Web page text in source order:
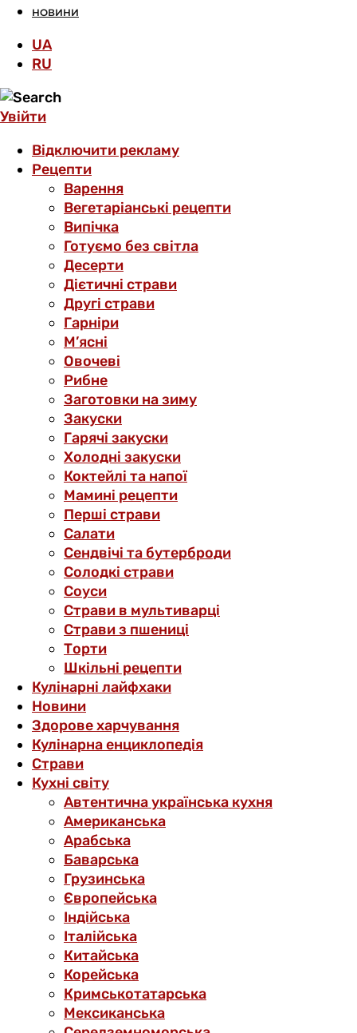
НОВИНИ
UA
RU
Увійти
Відключити рекламу
Рецепти
Варення
Вегетаріанські рецепти
Випічка
Готуємо без світла
Десерти
Дієтичні страви
Другі страви
Гарніри
М’ясні
Овочеві
Рибне
Заготовки на зиму
Закуски
Гарячі закуски
Холодні закуски
Коктейлі та напої
Мамині рецепти
Перші страви
Салати
Сендвічі та бутерброди
Солодкі страви
Соуси
Страви в мультиварці
Страви з пшениці
Торти
Шкільні рецепти
Кулінарні лайфхаки
Новини
Здорове харчування
Кулінарна енциклопедія
Страви
Кухні світу
Автентична українська кухня
Американська
Арабська
Баварська
Грузинська
Європейська
Індійська
Італійська
Китайська
Корейська
Кримськотатарська
Мексиканська